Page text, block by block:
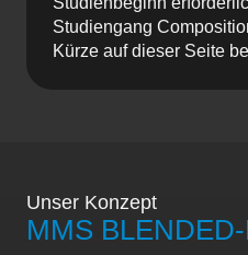
Studiengang
Kürze auf dieser Seite
Unser Konzept
MMS